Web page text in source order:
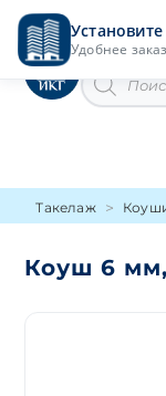
Удобнее
Перейти
содержимому
товаров
Такелаж
Коуш 6